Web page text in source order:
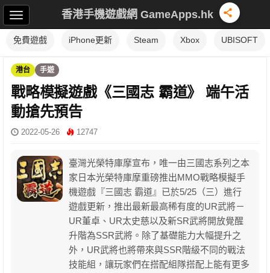
香港手機遊戲網 GameApps.hk
免費遊戲 iPhone更新 Steam Xbox UBISOFT
港台 手遊
戰略模擬遊戲《三國志 霸道》 端午活
動搶先預告
2022-05-26 12747
臺灣光榮特庫摩宣布，唯一由三國志系列之本
家日本光榮特庫摩重磅推出MMO戰略模擬手
機遊戲『三國志 霸道』已於5/25（三）進行
遊戲更新，推出最新最高稀有度的UR武將－
UR董卓、UR太史慈以及新SR武將開放覺醒
升階為SSR武將。除了基礎能力大幅提升之
外，UR武將也將帶來與SSR階級不同的戰法
技能組，讓玩家們在搭配組隊搭配上能有更多